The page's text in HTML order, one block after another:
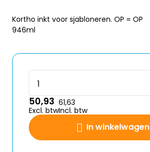
Kortho inkt voor sjabloneren. OP = OP
946ml
In winkelwagen
50,93
Excl. btw
61,63
Incl. btw